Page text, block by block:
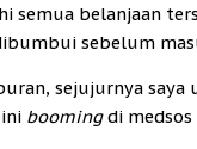
semua belanjaan
sebelum
sejujurnya
boomingdi medsos